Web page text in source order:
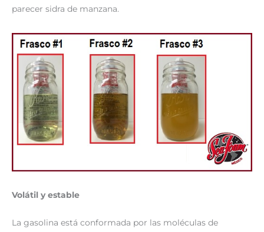
parecer sidra de manzana.
Volátil y estable
La gasolina está conformada por las moléculas de